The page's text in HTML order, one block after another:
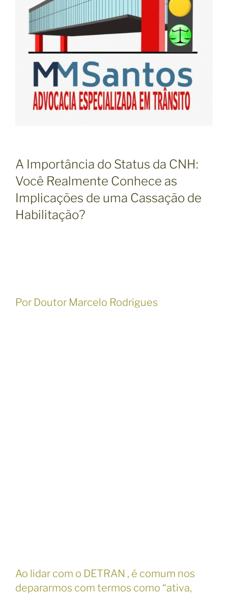
A Importância do Status da CNH:
Você Realmente Conhece as
Implicações de uma Cassação de
Habilitação?
Por Doutor Marcelo Rodrigues
Ao lidar com o DETRAN , é comum nos
depararmos com termos como “ativa,